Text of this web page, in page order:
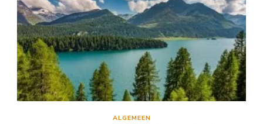
ALGEMEEN